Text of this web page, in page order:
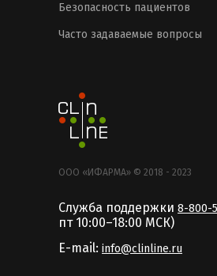
Безопасность пациентов
Часто задаваемые вопросы
ООО «ИФАРМА» © 2018 - 2023
Служба поддержки 8-800-
пт 10:00–18:00 MCК)
E-mail: info@clinline.ru